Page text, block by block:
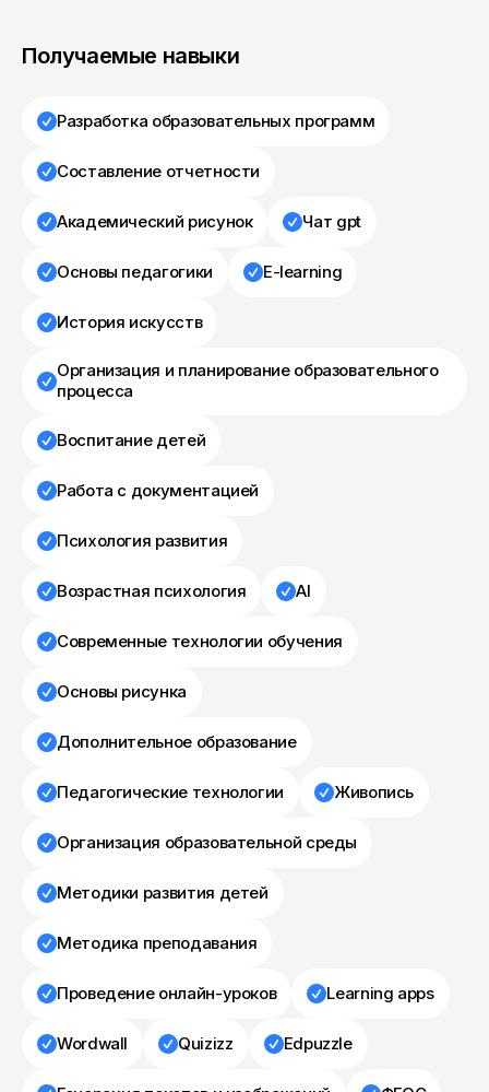
Получаемые навыки
Разработка образовательных программ
Составление отчетности
Академический рисунок Чат gpt
Основы педагогики E-learning
История искусств
Организация и планирование образовательного
процесса
Воспитание детей
Работа с документацией
Психология развития
Возрастная психология AI
Современные технологии обучения
Основы рисунка
Дополнительное образование
Педагогические технологии Живопись
Организация образовательной среды
Методики развития детей
Методика преподавания
Проведение онлайн-уроков Learning apps
Wordwall Quizizz Edpuzzlе